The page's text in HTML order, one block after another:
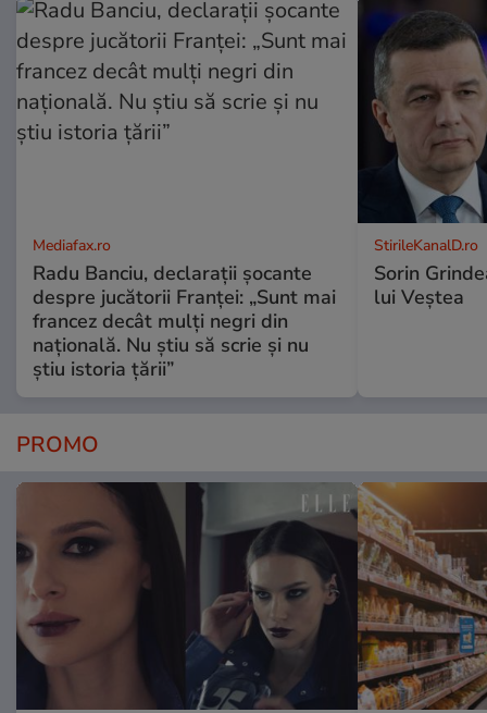
Mediafax.ro
Radu Banciu, declarații șocante
despre jucătorii Franței: „Sunt mai
francez decât mulți negri din
națională. Nu știu să scrie și nu
știu istoria țării”
StirileKanalD.ro
Sorin
lui Veștea
PROMO